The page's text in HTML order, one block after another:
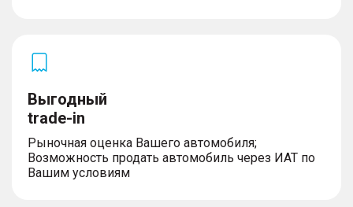
Выгодный
trade-in
Рыночная оценка Вашего автомобиля;
Возможность продать автомобиль через ИАТ по
Вашим условиям